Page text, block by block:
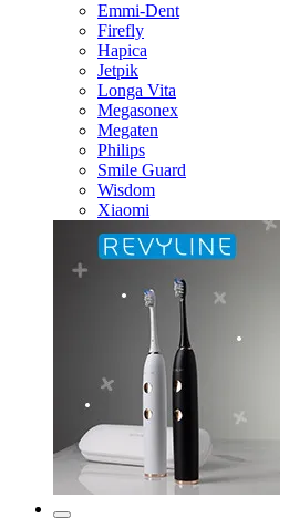
Emmi-Dent
Firefly
Hapica
Jetpik
Longa Vita
Megasonex
Megaten
Philips
Smile Guard
Wisdom
Xiaomi